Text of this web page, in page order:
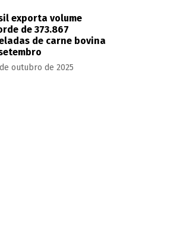
exporta volume
de 373.867
de carne bovina
outubro de 2025